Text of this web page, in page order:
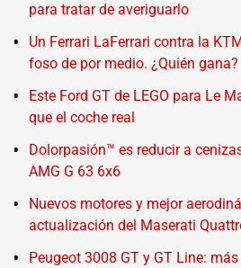
para tratar de averiguarlo
Un Ferrari LaFerrari contra la
foso de por medio. ¿Quién gana?
Este Ford GT de LEGO para Le
que el coche real
Dolorpasión™ es reducir a
AMG G 63 6x6
Nuevos motores y mejor
actualización del Maserati
Peugeot 3008 GT y GT Line: